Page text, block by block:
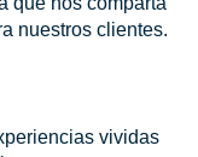
nuestros clientes.
vividas